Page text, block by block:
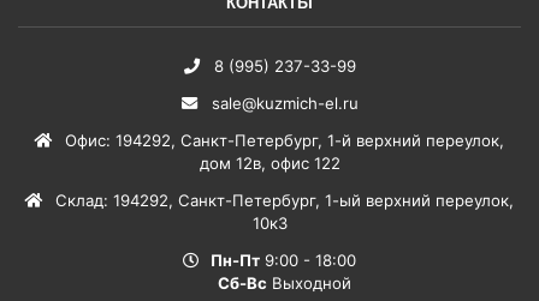
8 (995) 237-33-99
sale@kuzmich-el.ru
Офис: 194292, Санкт-Петербург, 1-й верхний переулок,
дом 12в, офис 122
Склад: 194292, Санкт-Петербург, 1-ый верхний переулок,
10к3
Пн-Пт 9:00 - 18:00
Сб-Вс Выходной